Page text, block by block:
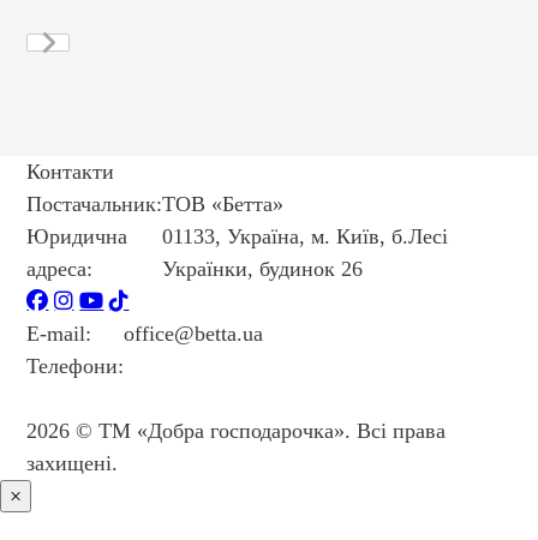
Контакти
Постачальник:ТОВ «Бетта»
Юридична
адреса:
01133, Україна, м. Київ, б.Лесі
Українки, будинок 26
E-mail:
office@betta.ua
Телефони:
2026 © ТМ «Добра господарочка». Всі права
захищені.
×